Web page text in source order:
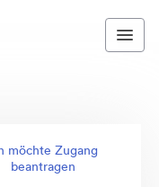
möchte Zugang
beantragen